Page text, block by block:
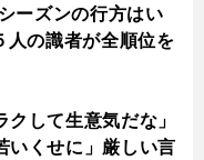
ーズンの行方はい
の識者が全順位を
クして生意気だな」
いくせに」厳しい言